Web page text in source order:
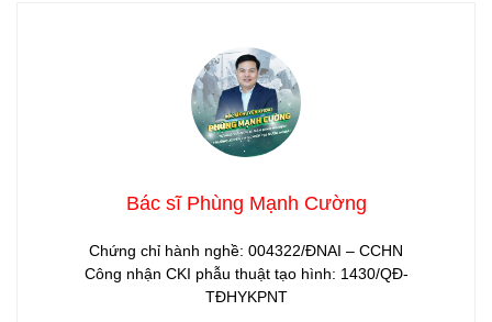
Bác sĩ Phùng Mạnh Cường
Chứng chỉ hành nghề: 004322/ĐNAI – CCHN
Công nhận CKI phẫu thuật tạo hình: 1430/QĐ-
TĐHYKPNT